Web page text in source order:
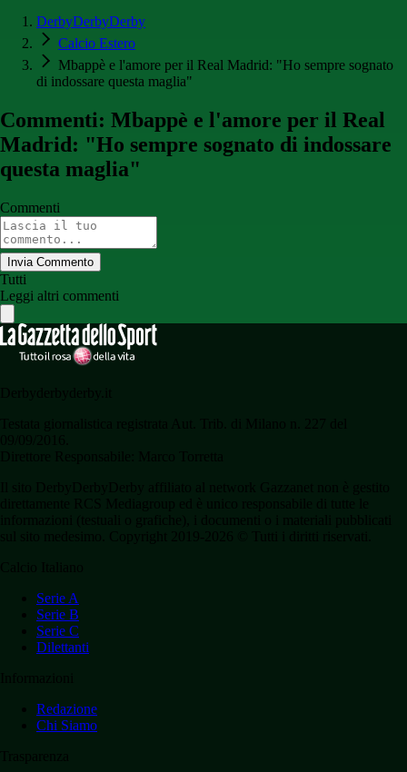
DerbyDerbyDerby
Calcio Estero
Mbappè e l'amore per il Real Madrid: "Ho sempre sognato
di indossare questa maglia"
Commenti: Mbappè e l'amore per il Real
Madrid: "Ho sempre sognato di indossare
questa maglia"
Commenti
Invia Commento
Tutti
Leggi altri commenti
Serie A
Serie B
Serie C
Dilettanti
Redazione
Chi Siamo